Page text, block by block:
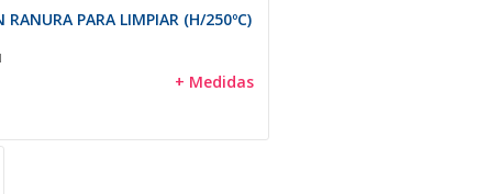
RANURA PARA LIMPIAR (H/250ºC)
+ Medidas